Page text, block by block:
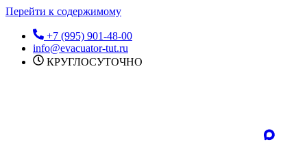
Перейти к содержимому
+7 (995) 901-48-00
info@evacuator-tut.ru
КРУГЛОСУТОЧНО